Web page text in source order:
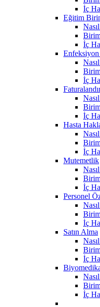
İç
Eğitim
Birim
İç
Birim
İç
Birim
İç
Hasta
Birim
İç
Mutemetlik
Birim
İç
Personel
Birim
İç
Satın Alma
Birim
İç
Birim
İç